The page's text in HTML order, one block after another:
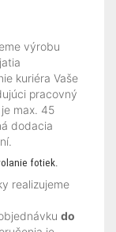
výrobu
kuriéra Vaše
pracovný
max. 45
dodacia
fotiek.
realizujeme
do